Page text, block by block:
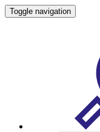
Toggle navigation